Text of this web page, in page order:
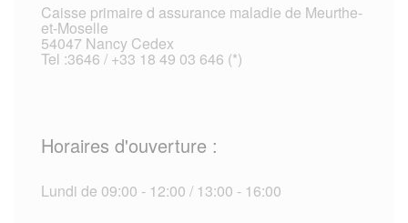
Caisse primaire d assurance maladie de Meurthe-
et-Moselle
54047 Nancy Cedex
Tel :3646 / +33 18 49 03 646 (*)
Horaires d'ouverture :
Lundi de 09:00 - 12:00 / 13:00 - 16:00